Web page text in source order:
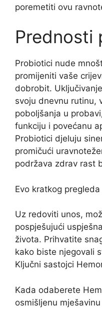
poremetiti ovu
Prednosti
Probiotici nude
promijeniti vaše
dobrobit.
svoju dnevnu rutinu,
poboljšanja u
funkciju i povećanu
Probiotici djeluju
promičući
podržava zdrav rast
Evo kratkog
Uz redoviti unos,
pospješujući
života. Prihvatite
kako biste njegovali
Ključni sastojci
Kada odaberete
osmišljenu